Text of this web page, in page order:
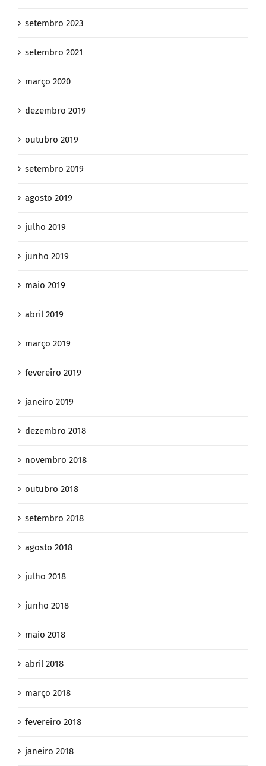
setembro 2023
setembro 2021
março 2020
dezembro 2019
outubro 2019
setembro 2019
agosto 2019
julho 2019
junho 2019
maio 2019
abril 2019
março 2019
fevereiro 2019
janeiro 2019
dezembro 2018
novembro 2018
outubro 2018
setembro 2018
agosto 2018
julho 2018
junho 2018
maio 2018
abril 2018
março 2018
fevereiro 2018
janeiro 2018